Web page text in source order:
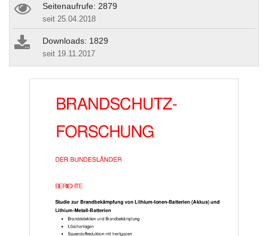
Seitenaufrufe: 2879
seit 25.04.2018
Downloads: 1829
seit 19.11.2017